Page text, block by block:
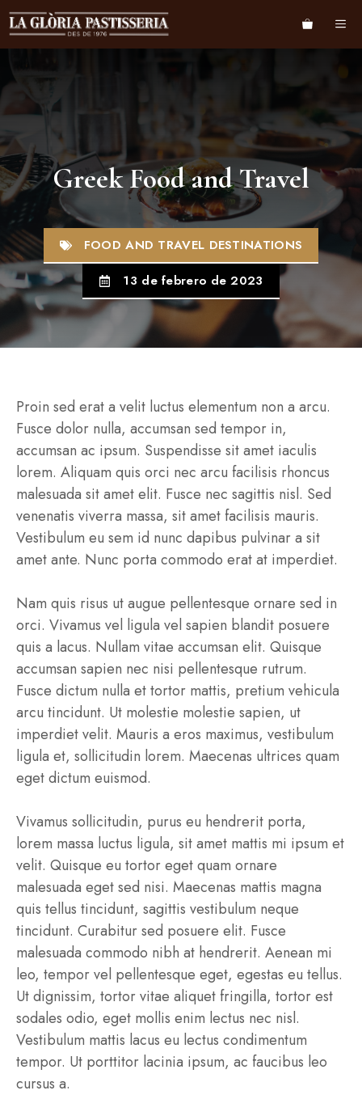
Greek Food and Travel
FOOD AND TRAVEL DESTINATIONS
13 de febrero de 2023
Proin sed erat a velit luctus elementum non a arcu.
Fusce dolor nulla, accumsan sed tempor in,
accumsan ac ipsum. Suspendisse sit amet iaculis
lorem. Aliquam quis orci nec arcu facilisis rhoncus
malesuada sit amet elit. Fusce nec sagittis nisl. Sed
venenatis viverra massa, sit amet facilisis mauris.
Vestibulum eu sem id nunc dapibus pulvinar a sit
amet ante. Nunc porta commodo erat at imperdiet.
Nam quis risus ut augue pellentesque ornare sed in
orci. Vivamus vel ligula vel sapien blandit posuere
quis a lacus. Nullam vitae accumsan elit. Quisque
accumsan sapien nec nisi pellentesque rutrum.
Fusce dictum nulla et tortor mattis, pretium vehicula
arcu tincidunt. Ut molestie molestie sapien, ut
imperdiet velit. Mauris a eros maximus, vestibulum
ligula et, sollicitudin lorem. Maecenas ultrices quam
eget dictum euismod.
Vivamus sollicitudin, purus eu hendrerit porta,
lorem massa luctus ligula, sit amet mattis mi ipsum et
velit. Quisque eu tortor eget quam ornare
malesuada eget sed nisi. Maecenas mattis magna
quis tellus tincidunt, sagittis vestibulum neque
tincidunt. Curabitur sed posuere elit. Fusce
malesuada commodo nibh at hendrerit. Aenean mi
leo, tempor vel pellentesque eget, egestas eu tellus.
Ut dignissim, tortor vitae aliquet fringilla, tortor est
sodales odio, eget mollis enim lectus nec nisl.
Vestibulum mattis lacus eu lectus condimentum
tempor. Ut porttitor lacinia ipsum, ac faucibus leo
cursus a.